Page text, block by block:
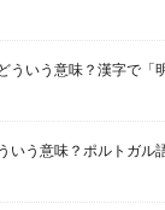
ういう意味？漢字で「
いう意味？ポルトガル